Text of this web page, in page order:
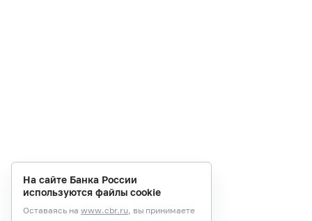
На сайте Банка России
используются файлы cookie
Оставаясь на www.cbr.ru, вы принимаете